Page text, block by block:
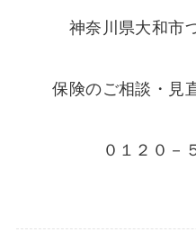
神奈川県大和市
保険のご相談・見
０１２０－